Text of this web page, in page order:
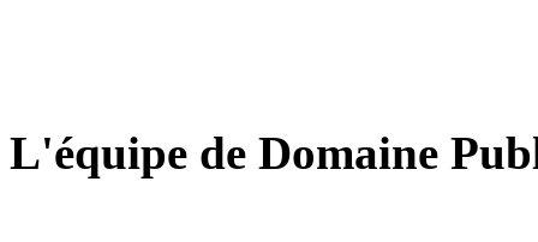
L'équipe de Domaine